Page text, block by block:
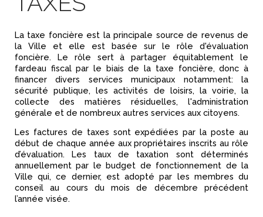
La taxe foncière est la principale source de revenus de
la Ville et elle est basée sur le rôle d'évaluation
foncière. Le rôle sert à partager équitablement le
fardeau fiscal par le biais de la taxe foncière, donc à
financer divers services municipaux notamment: la
sécurité publique, les activités de loisirs, la voirie, la
collecte des matières résiduelles, l'administration
générale et de nombreux autres services aux citoyens.
Les factures de taxes sont expédiées par la poste au
début de chaque année aux propriétaires inscrits au rôle
d’évaluation. Les taux de taxation sont déterminés
annuellement par le budget de fonctionnement de la
Ville qui, ce dernier, est adopté par les membres du
conseil au cours du mois de décembre précédent
l’année visée.